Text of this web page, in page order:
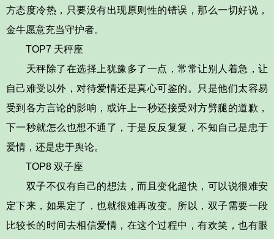
方态度冷热，只要没有出现原则性的错误，那么一切好说，
金牛愿意充当守护者。
TOP7 天秤座
天秤除了在选择上犹豫多了一点，常常让别人着急，让
自己难受以外，对待爱情还是真心可鉴的。只是他们太容易
受到各方言论的影响，或许上一秒还接受对方劈腿的道歉，
下一秒就怎么也想不通了，于是反反复复，不知自己是忠于
爱情，还是忠于舆论。
TOP8 双子座
双子不仅有自己的想法，而且变化超快，可以说很难安
定下来，如果定了，也就很难再改变。所以，双子需要一段
比较长的时间去相信爱情，在这个过程中，有欢笑，也有眼